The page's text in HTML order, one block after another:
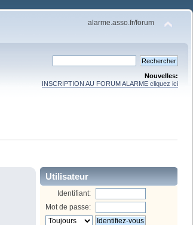
alarme.asso.fr/forum
Nouvelles:
INSCRIPTION AU FORUM ALARME cliquez ici
Utilisateur
Identifiant:
Mot de passe: